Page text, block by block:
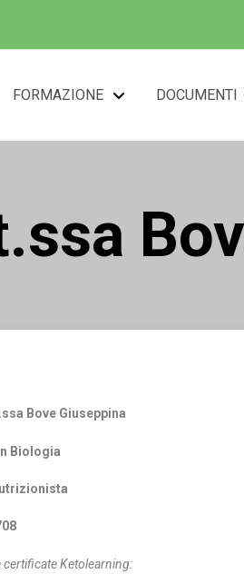
FORMAZIONE DOCUMENTI
Bove Giuseppina
Biologia
Ketolearning: